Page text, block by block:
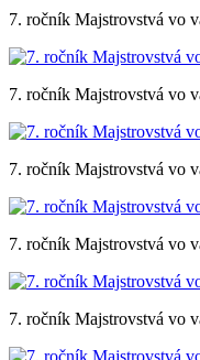
7. ročník Majstrovstvá vo
7. ročník Majstrovstvá vo
7. ročník Majstrovstvá vo
7. ročník Majstrovstvá vo
7. ročník Majstrovstvá vo